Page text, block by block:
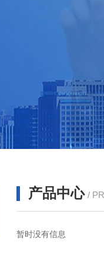
产品中心 /
暂时没有信息